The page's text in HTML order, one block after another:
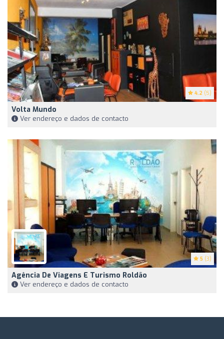
4.2 (5)
Volta Mundo
Ver endereço e dados de contacto
5 (3)
Agência De Viagens E Turismo Roldão
Ver endereço e dados de contacto